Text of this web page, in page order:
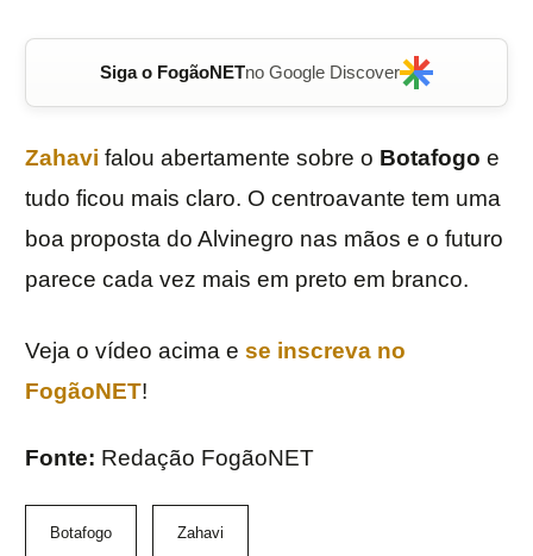
Siga o FogãoNETno Google Discover
Zahavi falou abertamente sobre o Botafogo e
tudo ficou mais claro. O centroavante tem uma
boa proposta do Alvinegro nas mãos e o futuro
parece cada vez mais em preto em branco.
Veja o vídeo acima e se inscreva no
FogãoNET!
Fonte: Redação FogãoNET
Botafogo Zahavi